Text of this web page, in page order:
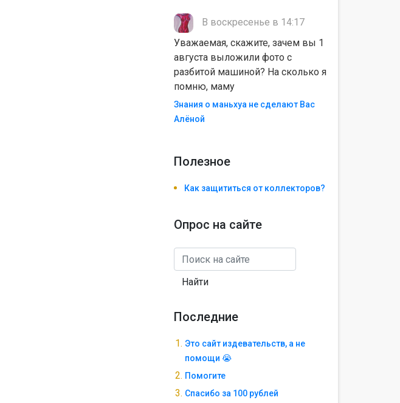
В воскресенье в 14:17
Уважаемая, скажите, зачем вы 1
августа выложили фото с
разбитой машиной? На сколько я
помню, маму
Знания о маньхуа не сделают Вас
Алëной
Полезноe
Как защититься от коллекторов?
Опрос на сайте
Найти
Последние
Это сайт издевательств, а не
помощи 😭
Помогите
Спасибо за 100 рублей